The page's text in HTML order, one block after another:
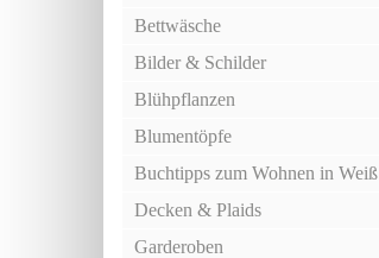
Bettwäsche
Bilder & Schilder
Blühpflanzen
Blumentöpfe
Buchtipps zum Wohnen in Weiß
Decken & Plaids
Garderoben